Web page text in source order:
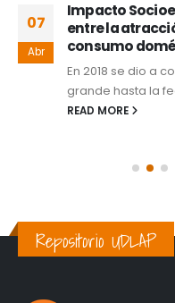
07
Abr
Impacto
entre la
consumo
En 2018 se dio a
grande hasta la
READ MORE
Repositorio UDLAP